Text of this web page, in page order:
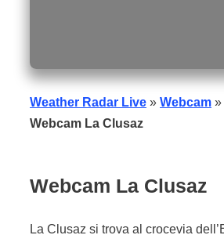
Weather Radar Live » Webcam »
Webcam La Clusaz
Webcam La Clusaz
La Clusaz si trova al crocevia